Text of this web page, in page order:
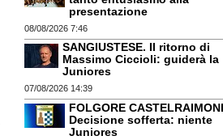
presentazione
08/08/2026 7:46
SANGIUSTESE. Il ritorno di
Massimo Ciccioli: guiderà la
Juniores
07/08/2026 14:39
FOLGORE
Decisione sofferta: niente
Juniores